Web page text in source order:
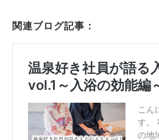
関連ブログ記事：